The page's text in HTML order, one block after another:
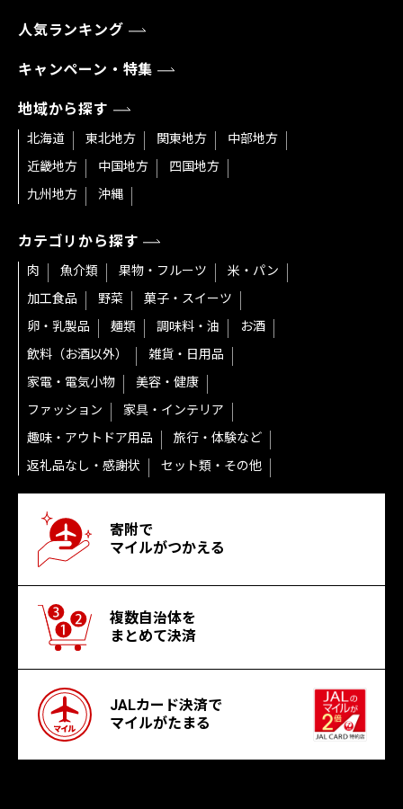
人気ランキング
キャンペーン・特集
地域から探す
北海道 東北地方 関東地方
中部地方
近畿地方
中国地方
四国地方
九州地方
沖縄
カテゴリから探す
肉 魚介類 果物・フルーツ
米・パン
加工食品
野菜
菓子・スイーツ
卵・乳製品
麺類 調味料・油
お酒
飲料（お酒以外）
雑貨・日用品
家電・電気小物
美容・健康
ファッション
家具・インテリア
趣味・アウトドア用品
旅行・体験など
返礼品なし・感謝状
セット類・その他
寄附で
マイルがつかえる
複数自治体を
まとめて決済
JALカード決済で
マイルがたまる